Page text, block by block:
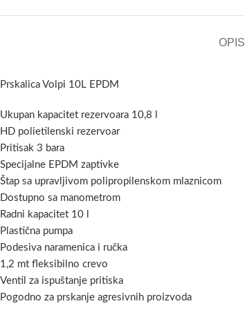
OPIS
Prskalica Volpi 10L EPDM
Ukupan kapacitet rezervoara 10,8 l
HD polietilenski rezervoar
Pritisak 3 bara
Specijalne EPDM zaptivke
Štap sa upravljivom polipropilenskom mlaznicom
Dostupno sa manometrom
Radni kapacitet 10 l
Plastična pumpa
Podesiva naramenica i ručka
1,2 mt fleksibilno crevo
Ventil za ispuštanje pritiska
Pogodno za prskanje agresivnih proizvoda